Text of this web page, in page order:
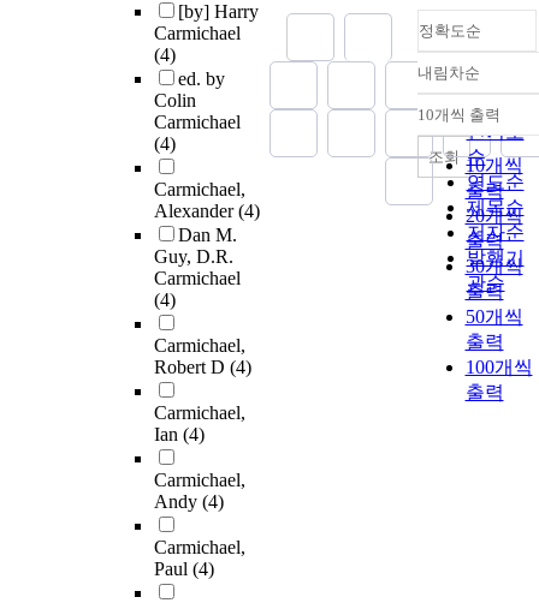
[by] Harry
Carmichael
(4)
ed. by
Colin
Carmichael
(4)
Carmichael,
Alexander(4)
Dan M.
Guy, D.R.
Carmichael
(4)
Carmichael,
Robert D (4)
Carmichael,
Ian (4)
Carmichael,
Andy (4)
Carmichael,
Paul (4)
정확도순
정확도
순
인기도
순
연도순
제목순
저자순
발행기
관순
내림차순
내림차
10개씩 출력
10개씩
출력
20개씩
출력
30개씩
출력
50개씩
출력
100개씩
출력
조회